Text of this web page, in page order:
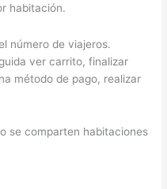
habitación.
número de viajeros.
ver carrito, finalizar
método de pago, realizar
se comparten habitaciones